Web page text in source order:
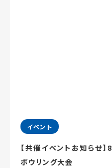
イベント
【共催イベントお知らせ
ボウリング大会